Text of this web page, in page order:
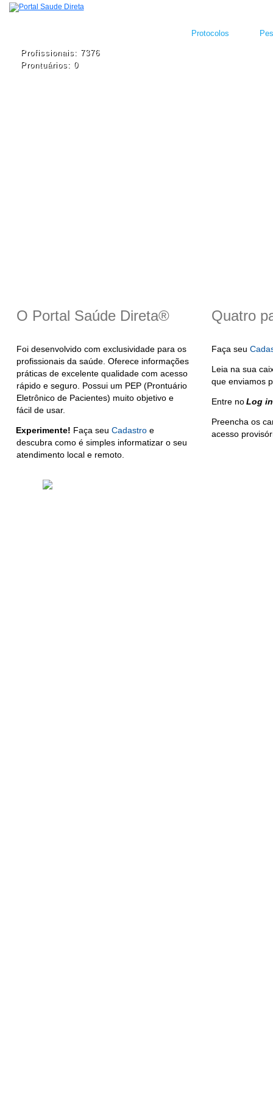
Protocolos
Profissionais: 7376
Prontuários: 0
O Portal Saúde Direta®
Foi desenvolvido com exclusividade para os
profissionais da saúde. Oferece informações
práticas de excelente qualidade com acesso
rápido e seguro. Possui um PEP (Prontuário
Eletrônico de Pacientes) muito objetivo e
fácil de usar.
Experimente! Faça seu Cadastroe
descubra como é simples informatizar o seu
atendimento local e remoto.
Quatro
Faça seu
Leia na sua
que enviamos
Entre noLog in
Preencha os
acesso